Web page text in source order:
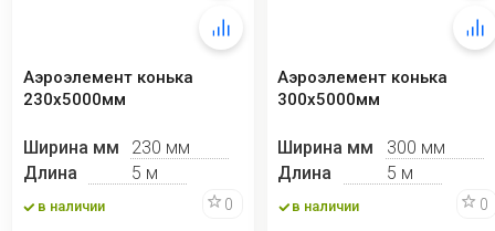
Аэроэлемент конька
230х5000мм
Ширина мм
230 мм
Длина
5 м
в наличии 0
Аэроэлемент конька
300х5000мм
Ширина мм
300 мм
Длина
5 м
в наличии 0